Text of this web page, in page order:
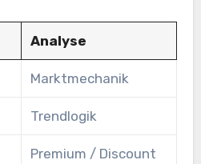
Analyse
Marktmechanik
Trendlogik
Premium / Discount